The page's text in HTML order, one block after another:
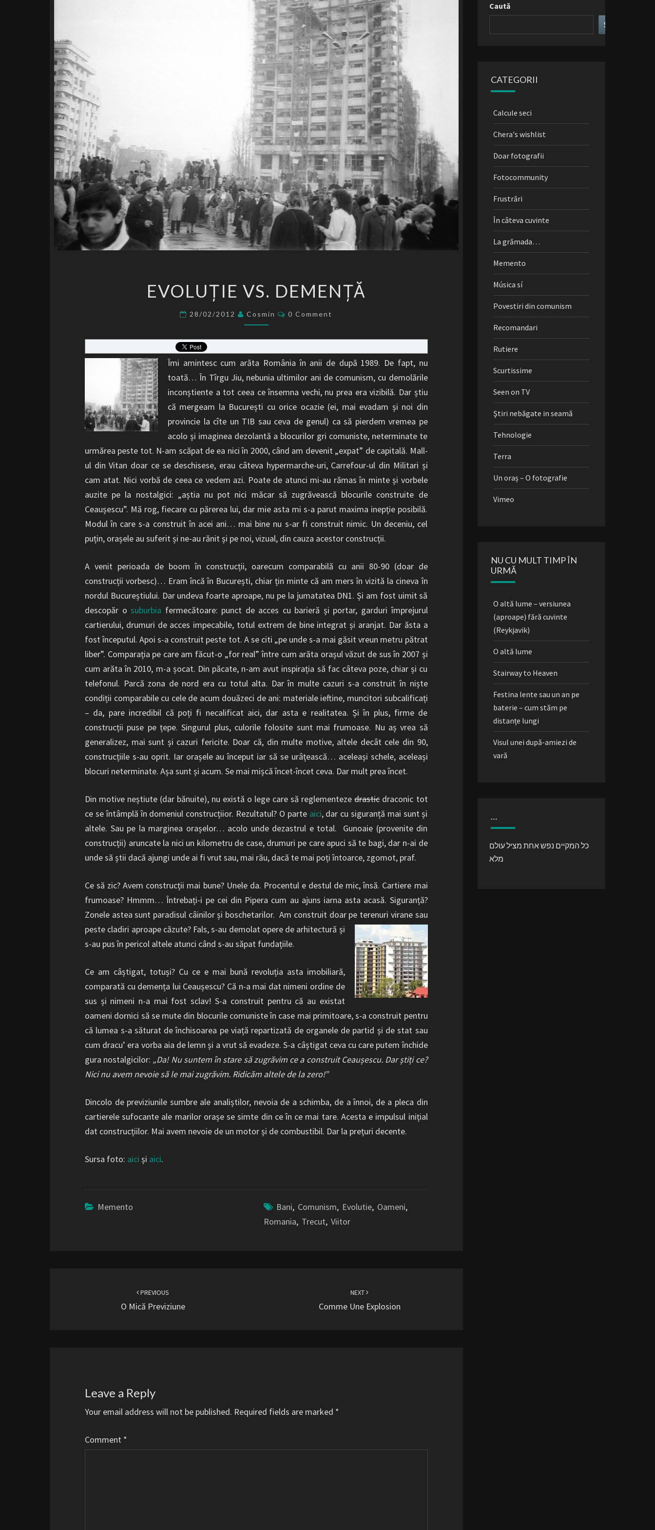
VS.
EVOLUȚIE VS. DEMENȚĂ
28/02/2012 Cosmin Comments
0 Comment
Îmi amintesc cum arăta România în anii de după 1989. De fapt, nu
toată… În Tîrgu Jiu, nebunia ultimilor ani de comunism, cu demolările
inconștiente a tot ceea ce însemna vechi, nu prea era vizibilă. Dar știu
că mergeam la București cu orice ocazie (ei, mai evadam și noi din
provincie la cîte un TIB sau ceva de genul) ca să pierdem vremea pe
acolo și imaginea dezolantă a blocurilor gri comuniste, neterminate te
urmărea peste tot. N-am scăpat de ea nici în 2000, când am devenit „expat” de capitală. Mall-
ul din Vitan doar ce se deschisese, erau câteva hypermarche-uri, Carrefour-ul din Militari și
cam atat. Nici vorbă de ceea ce vedem azi. Poate de atunci mi-au rămas în minte și vorbele
auzite pe la nostalgici: „aștia nu pot nici măcar să zugrăvească blocurile construite de
Ceaușescu”. Mă rog, fiecare cu părerea lui, dar mie asta mi s-a parut maxima inepție posibilă.
Modul în care s-a construit în acei ani… mai bine nu s-ar fi construit nimic. Un deceniu, cel
puțin, orașele au suferit și ne-au rănit și pe noi, vizual, din cauza acestor construcții.
A venit perioada de boom în construcții, oarecum comparabilă cu anii 80-90 (doar de
construcții vorbesc)… Eram încă în București, chiar țin minte că am mers în vizită la cineva în
nordul Bucureștiului. Dar undeva foarte aproape, nu pe la jumatatea DN1. Și am fost uimit să
descopăr osuburbia fermecătoare: punct de acces cu barieră și portar, garduri împrejurul
cartierului, drumuri de acces impecabile, totul extrem de bine integrat și aranjat. Dar ăsta a
fost începutul. Apoi s-a construit peste tot. A se citi „pe unde s-a mai găsit vreun metru pătrat
liber”. Comparația pe care am făcut-o „for real” între cum arăta orașul văzut de sus în 2007 și
cum arăta în 2010, m-a șocat. Din păcate, n-am avut inspirația să fac câteva poze, chiar și cu
telefonul. Parcă zona de nord era cu totul alta. Dar în multe cazuri s-a construit în niște
condiții comparabile cu cele de acum douăzeci de ani: materiale ieftine, muncitori subcalificați
– da, pare incredibil că poți fi necalificat aici, dar asta e realitatea. Și în plus, firme de
construcții puse pe țepe. Singurul plus, culorile folosite sunt mai frumoase. Nu aș vrea să
generalizez, mai sunt și cazuri fericite. Doar că, din multe motive, altele decât cele din 90,
construcțiile s-au oprit. Iar orașele au început iar să se urâțească… aceleași schele, aceleași
blocuri neterminate. Așa sunt și acum. Se mai mișcă încet-încet ceva. Dar mult prea încet.
Din motive neștiute (dar bănuite), nu există o lege care să reglementezedrasticdraconic tot
ce se întâmplă în domeniul construcțiior. Rezultatul? O parte aici, dar cu siguranță mai sunt și
altele. Sau pe la marginea orașelor… acolo unde dezastrul e total. Gunoaie (provenite din
construcții) aruncate la nici un kilometru de case, drumuri pe care apuci să te bagi, dar n-ai de
unde să știi dacă ajungi unde ai fi vrut sau, mai rău, dacă te mai poți întoarce, zgomot, praf.
Ce să zic? Avem construcții mai bune? Unele da. Procentul e destul de mic, însă. Cartiere mai
frumoase? Hmmm… Întrebați-i pe cei din Pipera cum au ajuns iarna asta acasă. Siguranță?
Zonele astea sunt paradisul câinilor și boschetarilor. Am construit doar pe terenuri virane sau
peste cladiri aproapecăzute? Fals, s-au demolat opere de arhitectură și
s-au pus în pericol altele atunci când s-au săpat fundațiile.
Ce am câștigat, totuși? Cu ce e mai bună revoluția asta imobiliară,
comparată cu demența lui Ceaușescu? Că n-a mai dat nimeni ordine de
sus și nimeni n-a mai fost sclav! S-a construit pentru că au existat
oameni dornici să se mute din blocurile comuniste în case mai primitoare, s-a construit pentru
că lumea s-a săturat de închisoarea pe viață repartizată de organele de partid și de stat sau
cum dracu’ era vorba aia de lemn și a vrut să evadeze. S-a câștigat ceva cu care putem închide
gura nostalgicilor: „Da! Nu suntem în stare să zugrăvim ce a construit Ceaușescu. Dar știți ce?
Nici nu avem nevoie să le mai zugrăvim. Ridicăm altele de la zero!”
Dincolo de previziunile sumbre ale analiștilor, nevoia de a schimba, de a înnoi, de a pleca din
cartierele sufocante ale marilor orașe se simte din ce în ce mai tare. Acesta e impulsul inițial
dat construcțiilor. Mai avem nevoie de un motor și de combustibil. Dar la prețuri decente.
Sursa foto: aici și aici.
Memento Bani, Comunism, Evolutie, Oameni,
Romania, Trecut, Viitor
PREVIOUS
O Mică Previziune
NEXT
Comme Une Explosion
Leave a Reply
Your email address will not be published. Required fields are marked *
Comment *
Caută
Search
CATEGORII
Calcule seci
Chera's wishlist
Doar fotografii
Fotocommunity
Frustrări
În câteva cuvinte
La grămada…
Memento
Música sí
Povestiri din comunism
Recomandari
Rutiere
Scurtissime
Seen on TV
Ştiri nebăgate in seamă
Tehnologie
Terra
Un oraș – O fotografie
Vimeo
NU CU MULT TIMP ÎN
URMĂ
O altă lume – versiunea
(aproape) fără cuvinte
(Reykjavik)
O altă lume
Stairway to Heaven
Festina lente sau un an pe
baterie – cum stăm pe
distanțe lungi
Visul unei după-amiezi de
vară
…
כל המקיים נפש אחת מציל עולם
מלא